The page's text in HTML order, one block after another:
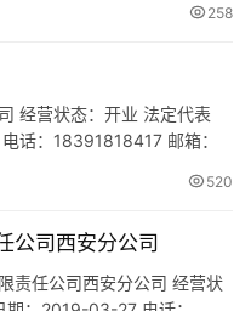
258
经营状态：开业 法定代表
话：18391818417 邮箱：
西省西安市未央区凤城五路
520
公司西安分公司
责任公司西安分公司 经营状